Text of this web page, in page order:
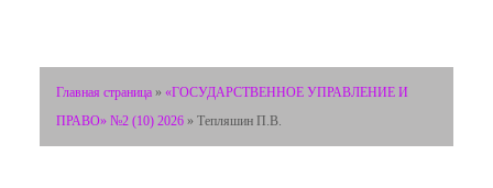
Главная страница» «ГОСУДАРСТВЕННОЕ УПРАВЛЕНИЕ И
ПРАВО» №2 (10) 2026» Тепляшин П.В.